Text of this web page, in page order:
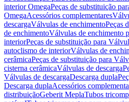
interior OmegaPeças de substituição
OmegaAcessórios complementares
descargaVálvulas de enchimentoPeças
de enchimentoVálvulas de enchimento
interiorPeças de substituição para
autoclismo de interiorVálvulas de
cerâmicaPeças de substituição para
cisterna cerâmicaVálvulas de descarga
Válvulas de descargaDescarga dupla
Descarga duplaAcessórios
distribuiçãoGeberit MeplaTubos